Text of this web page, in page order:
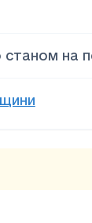
на